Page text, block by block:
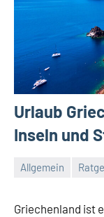
Urlaub
Inseln und
Allgemein
Griechenland ist